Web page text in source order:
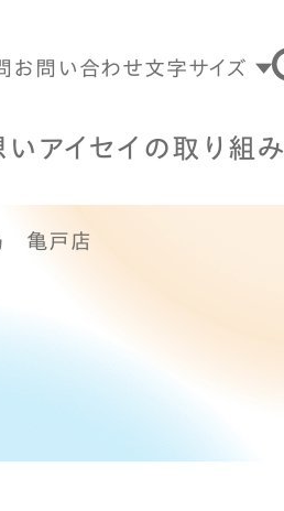
お問い合わせ文字サイズ
い アイセイの取り組み
亀戸店